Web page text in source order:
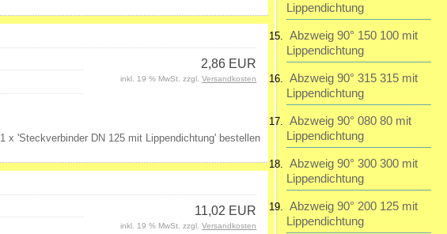
2,86 EUR
inkl. 19 % MwSt. zzgl.Versandkosten
11,02 EUR
inkl. 19 % MwSt. zzgl.Versandkosten
Lippendichtung
Abzweig 90° 150 100 mit
Lippendichtung
Abzweig 90° 315 315 mit
Lippendichtung
Abzweig 90° 080 80 mit
Lippendichtung
Abzweig 90° 300 300 mit
Lippendichtung
Abzweig 90° 200 125 mit
Lippendichtung